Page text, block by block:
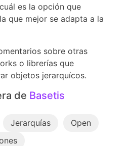
es la opción que
que mejor se adapta a la
sobre otras
o librerías que
objetos jerarquícos.
de Basetis
Jerarquías
Open